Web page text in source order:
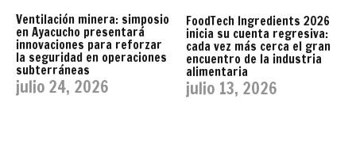
Ventilación minera: simposio
en Ayacucho presentará
innovaciones para reforzar
la seguridad en operaciones
subterráneas
julio 24, 2026
FoodTech Ingredients 2026
inicia su cuenta regresiva:
cada vez más cerca el gran
encuentro de la industria
alimentaria
julio 13, 2026